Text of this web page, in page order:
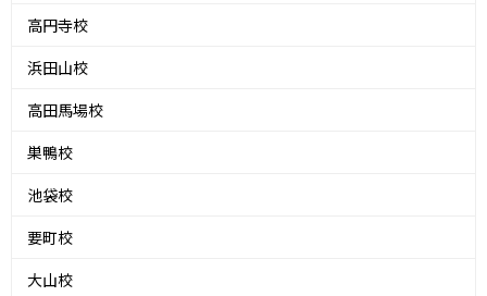
高円寺校
浜田山校
高田馬場校
巣鴨校
池袋校
要町校
大山校